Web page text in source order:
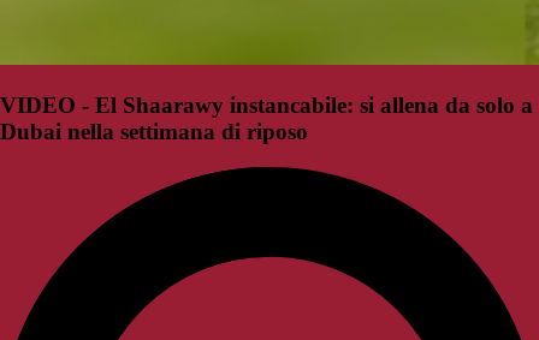
VIDEO - El Shaarawy instancabile: si allena da solo a
Dubai nella settimana di riposo